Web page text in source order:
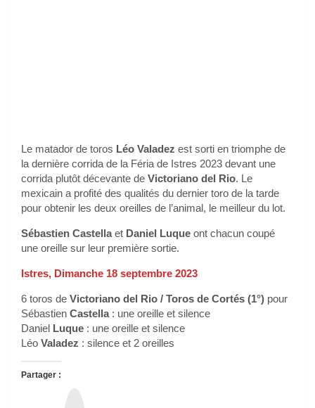
Le matador de toros Léo Valadez est sorti en triomphe de
la dernière corrida de la Féria de Istres 2023 devant une
corrida plutôt décevante de Victoriano del Rio. Le
mexicain a profité des qualités du dernier toro de la tarde
pour obtenir les deux oreilles de l’animal, le meilleur du lot.
Sébastien Castellaet Daniel Luque ont chacun coupé
une oreille sur leur première sortie.
Istres, Dimanche 18 septembre 2023
6 toros de Victoriano del Rio / Toros de Cortés (1°) pour
Sébastien Castella : une oreille et silence
Daniel Luque : une oreille et silence
Léo Valadez : silence et 2 oreilles
Partager :